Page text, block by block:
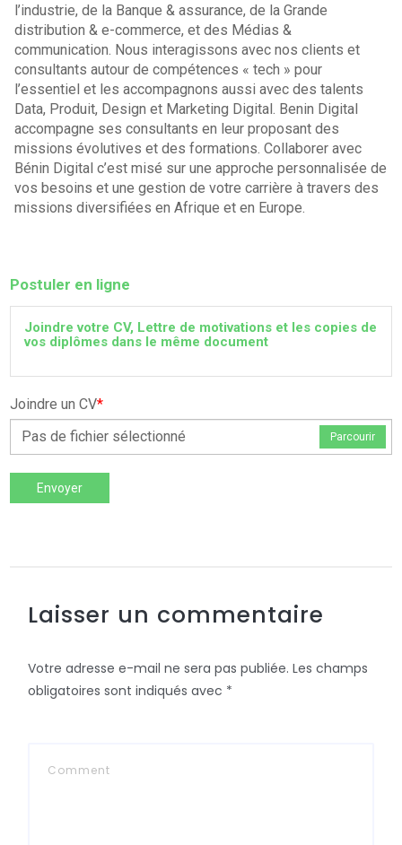
l’industrie, de la Banque & assurance, de la Grande
distribution & e-commerce, et des Médias &
communication. Nous interagissons avec nos clients et
consultants autour de compétences « tech » pour
l’essentiel et les accompagnons aussi avec des talents
Data, Produit, Design et Marketing Digital. Benin Digital
accompagne ses consultants en leur proposant des
missions évolutives et des formations. Collaborer avec
Bénin Digital c’est misé sur une approche personnalisée de
vos besoins et une gestion de votre carrière à travers des
missions diversifiées en Afrique et en Europe.
Postuler en ligne
Joindre votre CV, Lettre de motivations et les copies de
vos diplômes dans le même document
Joindre un CV*
Pas de fichier sélectionné
Parcourir
Envoyer
Laisser un commentaire
Votre adresse e-mail ne sera pas publiée. Les champs
obligatoires sont indiqués avec *